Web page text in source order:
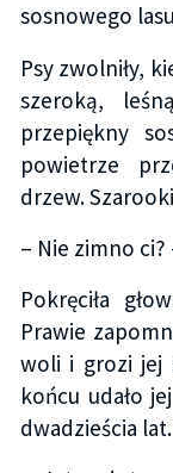
sosnowego
Psy zwolniły,
szeroką,
przepiękny
powietrze
drzew.
– Nie zimno ci?
Pokręciła
Prawie
woli i grozi jej
końcu udało
dwadzieścia